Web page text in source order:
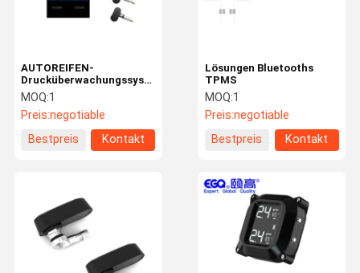
Lösungen Bluetooths
TPMS
MOQ:1
Preis:negotiable
Bestpreis
Kontakt
AUTOREIFEN-
Drucküberwachungssystem
APP Bluetooth Realzeit
MOQ:1
Preis:negotiable
Bestpreis
Kontakt